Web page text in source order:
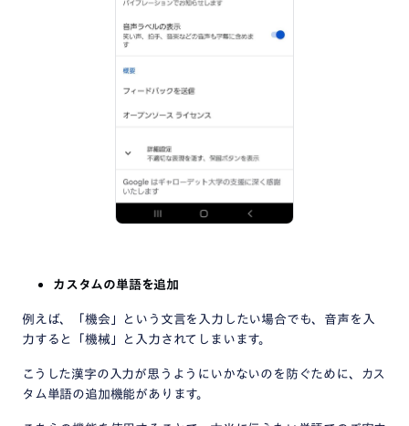
カスタムの単語を追加
例えば、「機会」という文言を入力したい場合でも、音声を入
力すると「機械」と入力されてしまいます。
こうした漢字の入力が思うようにいかないのを防ぐために、カス
タム単語の追加機能があります。